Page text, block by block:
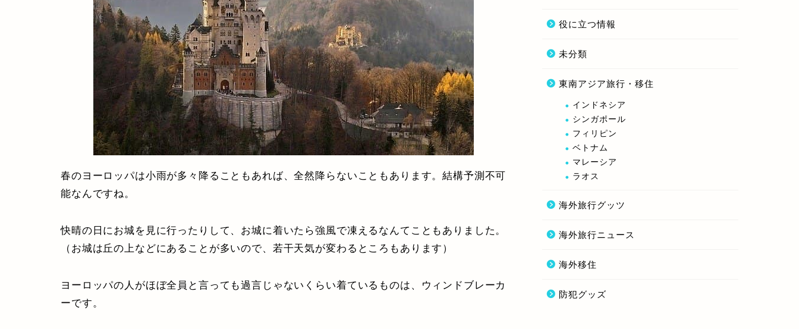
春のヨーロッパは小雨が多々降ることもあれば、全然降らないこともあります。結構予測不可
能なんですね。
快晴の日にお城を見に行ったりして、お城に着いたら強風で凍えるなんてこともありました。
（お城は丘の上などにあることが多いので、若干天気が変わるところもあります）
ヨーロッパの人がほぼ全員と言っても過言じゃないくらい着ているものは、ウィンドブレーカ
ーです。
役に立つ情報
未分類
東南アジア旅行・移住
インドネシア
シンガポール
フィリピン
ベトナム
マレーシア
ラオス
海外旅行グッツ
海外旅行ニュース
海外移住
防犯グッズ